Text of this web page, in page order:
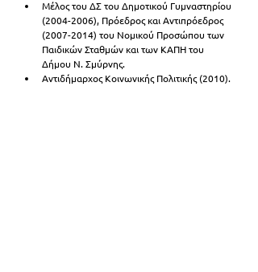
Μέλος του ΔΣ του Δημοτικού Γυμναστηρίου
(2004-2006), Πρόεδρος και Αντιπρόεδρος
(2007-2014) του Νομικού Προσώπου των
Παιδικών Σταθμών και των ΚΑΠΗ του
Δήμου Ν. Σμύρνης.
Αντιδήμαρχος Κοινωνικής Πολιτικής (2010).